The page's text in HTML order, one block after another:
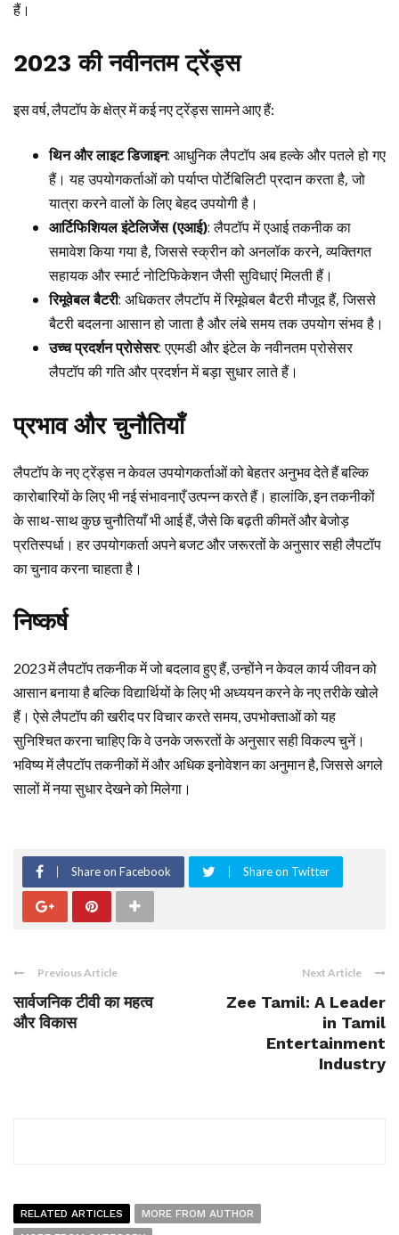
हैं।
2023 की नवीनतम ट्रेंड्स
इस वर्ष, लैपटॉप के क्षेत्र में कई नए ट्रेंड्स सामने आए हैं:
थिन और लाइट डिजाइन: आधुनिक लैपटॉप अब हल्के और पतले हो गए
हैं। यह उपयोगकर्ताओं को पर्याप्त पोर्टेबिलिटी प्रदान करता है, जो
यात्रा करने वालों के लिए बेहद उपयोगी है।
आर्टिफिशियल इंटेलिजेंस (एआई): लैपटॉप में एआई तकनीक का
समावेश किया गया है, जिससे स्क्रीन को अनलॉक करने, व्यक्तिगत
सहायक और स्मार्ट नोटिफिकेशन जैसी सुविधाएं मिलती हैं।
रिमूवेबल बैटरी: अधिकतर लैपटॉप में रिमूवेबल बैटरी मौजूद हैं, जिससे
बैटरी बदलना आसान हो जाता है और लंबे समय तक उपयोग संभव है।
उच्च प्रदर्शन प्रोसेसर: एएमडी और इंटेल के नवीनतम प्रोसेसर
लैपटॉप की गति और प्रदर्शन में बड़ा सुधार लाते हैं।
प्रभाव और चुनौतियाँ
लैपटॉप के नए ट्रेंड्स न केवल उपयोगकर्ताओं को बेहतर अनुभव देते हैं बल्कि
कारोबारियों के लिए भी नई संभावनाएँ उत्पन्न करते हैं। हालांकि, इन तकनीकों
के साथ-साथ कुछ चुनौतियाँ भी आई हैं, जैसे कि बढ़ती कीमतें और बेजोड़
प्रतिस्पर्धा। हर उपयोगकर्ता अपने बजट और जरूरतों के अनुसार सही लैपटॉप
का चुनाव करना चाहता है।
निष्कर्ष
2023 में लैपटॉप तकनीक में जो बदलाव हुए हैं, उन्होंने न केवल कार्य जीवन को
आसान बनाया है बल्कि विद्यार्थियों के लिए भी अध्ययन करने के नए तरीके खोले
हैं। ऐसे लैपटॉप की खरीद पर विचार करते समय, उपभोक्ताओं को यह
सुनिश्चित करना चाहिए कि वे उनके जरूरतों के अनुसार सही विकल्प चुनें।
भविष्य में लैपटॉप तकनीकों में और अधिक इनोवेशन का अनुमान है, जिससे अगले
सालों में नया सुधार देखने को मिलेगा।
Share on Facebook Share on Twitter
Previous Article
सार्वजनिक टीवी का महत्व
और विकास
Next Article
Zee Tamil: A Leader
in Tamil
Entertainment
Industry
RELATED ARTICLES
MORE FROM AUTHOR